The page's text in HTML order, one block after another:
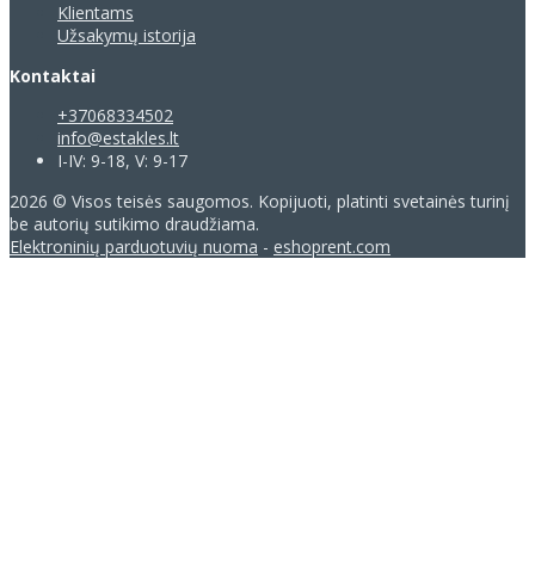
Klientams
Užsakymų istorija
Kontaktai
+37068334502
info@estakles.lt
I-IV: 9-18, V: 9-17
2026 © Visos teisės saugomos. Kopijuoti, platinti svetainės turinį
be autorių sutikimo draudžiama.
Elektroninių parduotuvių nuoma - eshoprent.com